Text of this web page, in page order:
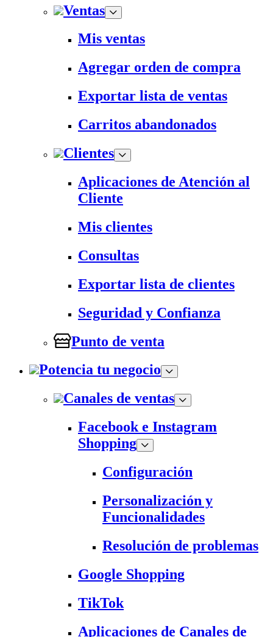
Ventas
Mis ventas
Agregar orden de compra
Exportar lista de ventas
Carritos abandonados
Clientes
Aplicaciones de Atención al
Cliente
Mis clientes
Consultas
Exportar lista de clientes
Seguridad y Confianza
Punto de venta
Potencia tu negocio
Canales de ventas
Facebook e Instagram
Shopping
Configuración
Personalización y
Funcionalidades
Resolución de problemas
Google Shopping
TikTok
Aplicaciones de Canales de